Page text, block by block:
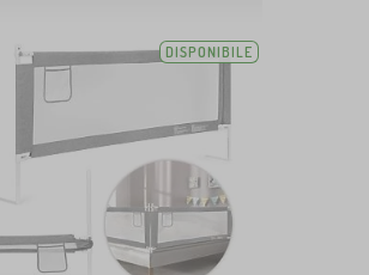
DISPONIBILE